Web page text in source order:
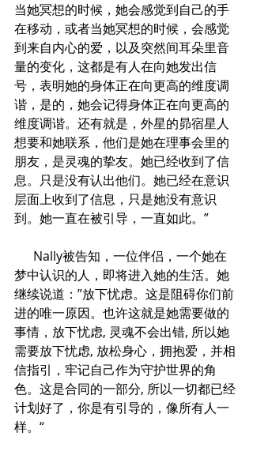
当她冥想的时候，她会感觉到自己的手
在移动，或者当她冥想的时候，会感觉
到来自内心的爱，以及突然间耳朵里音
量的变化，这都是有人在向她发出信
号，表明她的身体正在向更高的维度调
谐，是的，她会记得身体正在向更高的
维度调谐。还有就是，外星的昴宿星人
想要和她联系，他们是她在理事会里的
朋友，是灵魂的挚友。她已经收到了信
息。只是没有认出他们。她已经在意识
层面上收到了信息，只是她没有意识
到。她一直在被引导，一直如此。”
Nally被告知，一位伴侣，一个她在
梦中认识的人，即将进入她的生活。她
继续说道：”放下忧虑。这是阻碍你们前
进的唯一原因。也许这就是她需要做的
事情，放下忧虑, 灵魂不会出错, 所以她
需要放下忧虑, 放松身心，拥抱爱，并相
信指引，牢记自己作为守护世界的角
色。这是合同的一部分, 所以一切都已经
计划好了，你是有引导的，像所有人一
样。“